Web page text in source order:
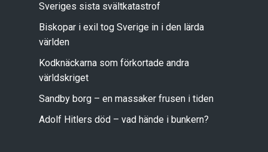
Sveriges sista svältkatastrof
Biskopar i exil tog Sverige in i den lärda
världen
Kodknäckarna som förkortade andra
världskriget
Sandby borg – en massaker frusen i tiden
Adolf Hitlers död – vad hände i bunkern?